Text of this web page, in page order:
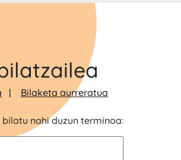
Bilaketa aurreratua
nahi duzun terminoa: